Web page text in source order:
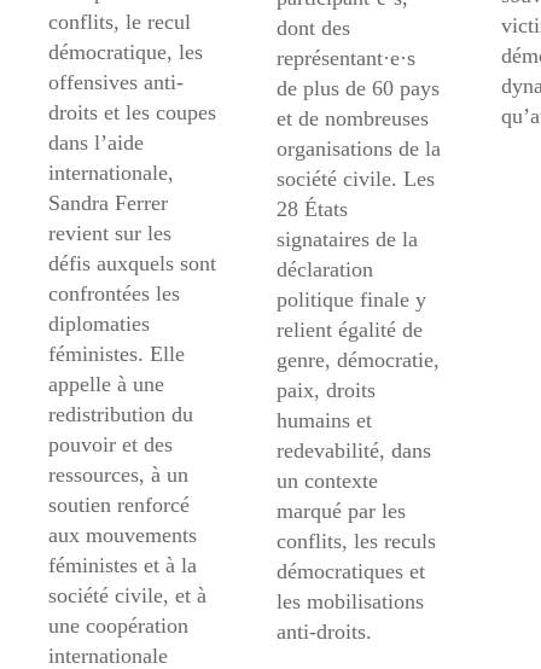
conflits, le recul
démocratique, les
offensives anti-
droits et les coupes
dans l’aide
internationale,
Sandra Ferrer
revient sur les
défis auxquels sont
confrontées les
diplomaties
féministes. Elle
appelle à une
redistribution du
pouvoir et des
ressources, à un
soutien renforcé
aux mouvements
féministes et à la
société civile, et à
une coopération
internationale
dont des
représentant·e·s
de plus de 60 pays
et de nombreuses
organisations de la
société civile. Les
28 États
signataires de la
déclaration
politique finale y
relient égalité de
genre, démocratie,
paix, droits
humains et
redevabilité, dans
un contexte
marqué par les
conflits, les reculs
démocratiques et
les mobilisations
anti-droits.